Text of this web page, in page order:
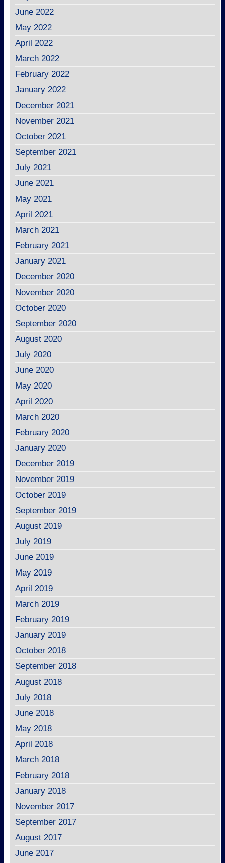
June 2022
May 2022
April 2022
March 2022
February 2022
January 2022
December 2021
November 2021
October 2021
September 2021
July 2021
June 2021
May 2021
April 2021
March 2021
February 2021
January 2021
December 2020
November 2020
October 2020
September 2020
August 2020
July 2020
June 2020
May 2020
April 2020
March 2020
February 2020
January 2020
December 2019
November 2019
October 2019
September 2019
August 2019
July 2019
June 2019
May 2019
April 2019
March 2019
February 2019
January 2019
October 2018
September 2018
August 2018
July 2018
June 2018
May 2018
April 2018
March 2018
February 2018
January 2018
November 2017
September 2017
August 2017
June 2017